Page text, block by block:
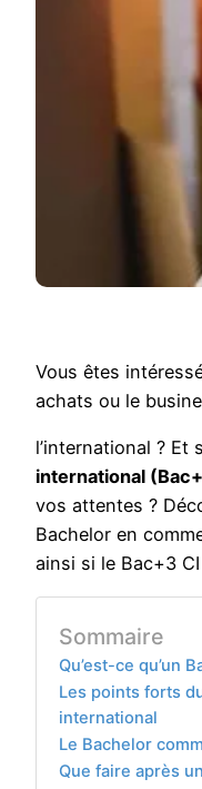
Vous êtes
achats ou le
l’international ? Et
international
vos attentes ?
Bachelor en
ainsi si le Bac+3
Sommaire
Qu’est-ce qu’un
Les points forts
international
Le Bachelor
Que faire après